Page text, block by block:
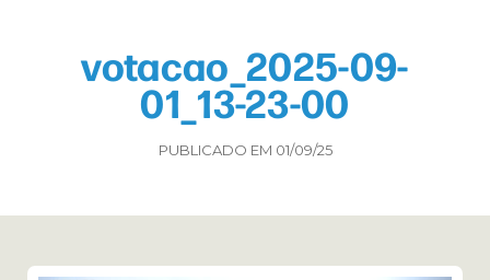
votacao_2025-09-
01_13-23-00
PUBLICADO EM 01/09/25